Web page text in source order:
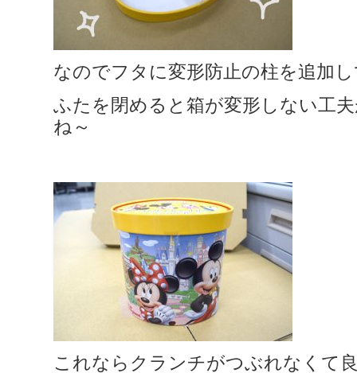
なのでフタに変形防止の柱を追加
ふたを閉めると箱が変形しない工
ね～
これならクランチがつぶれなくて